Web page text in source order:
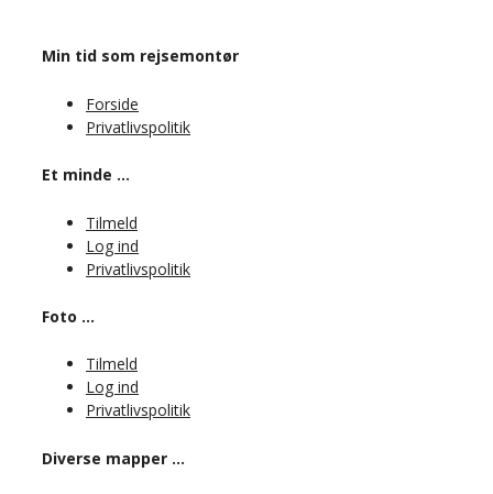
Min tid som rejsemontør
Forside
Privatlivspolitik
Et minde …
Tilmeld
Log ind
Privatlivspolitik
Foto …
Tilmeld
Log ind
Privatlivspolitik
Diverse mapper …